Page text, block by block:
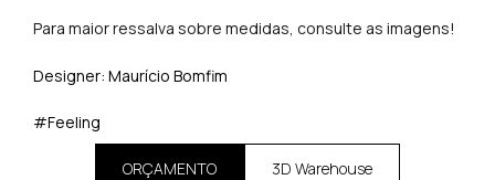
Para maior ressalva sobre medidas, consulte as imagens!
Designer: Maurício Bomfim
#Feeling
ORÇAMENTO 3D Warehouse